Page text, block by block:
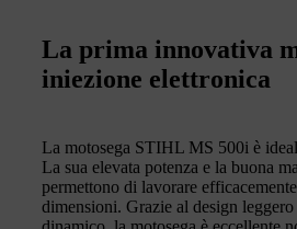
La prima innovativa
iniezione elettronica
La motosega STIHL MS 500i è
La sua elevata potenza e la buona
permettono di lavorare
dimensioni. Grazie al design